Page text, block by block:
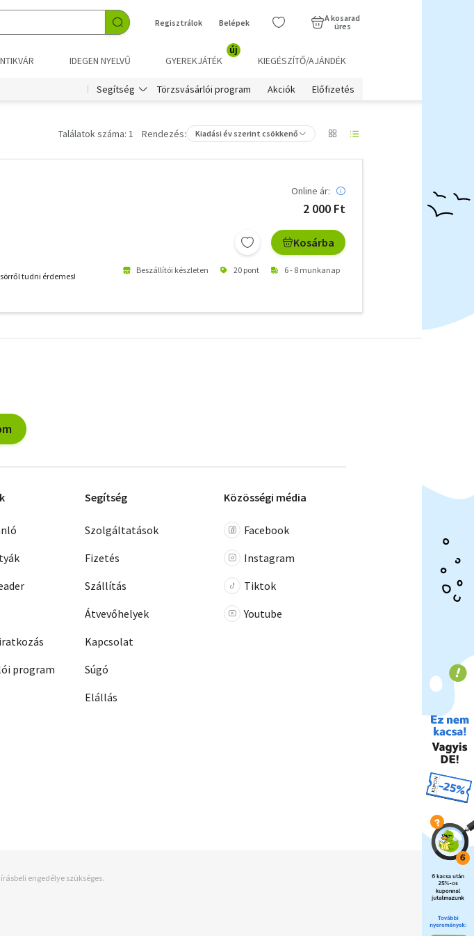
Regisztrálok Belépek
A kosarad
üres
IDEGEN NYELVŰ GYEREKJÁTÉK
új
KIEGÉSZÍTŐ/AJÁNDÉK
Segítség Törzsvásárlói program Akciók Előfizetés
Találatok száma: 1 Rendezés: Kiadási év szerint csökkenő
tudni érdemes!
Online ár:
2 000 Ft
Kosárba
Beszállítói készleten 20 pont 6 - 8 munkanap
program
Segítség
Szolgáltatások
Fizetés
Szállítás
Átvevőhelyek
Kapcsolat
Súgó
Elállás
Közösségi média
Facebook
Instagram
Tiktok
Youtube
engedélye szükséges.